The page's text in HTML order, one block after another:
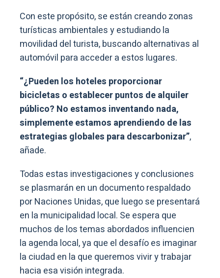
Con este propósito, se están creando zonas
turísticas ambientales y estudiando la
movilidad del turista, buscando alternativas al
automóvil para acceder a estos lugares.
“¿Pueden los hoteles proporcionar
bicicletas o establecer puntos de alquiler
público? No estamos inventando nada,
simplemente estamos aprendiendo de las
estrategias globales para descarbonizar”,
añade.
Todas estas investigaciones y conclusiones
se plasmarán en un documento respaldado
por Naciones Unidas, que luego se presentará
en la municipalidad local. Se espera que
muchos de los temas abordados influencien
la agenda local, ya que el desafío es imaginar
la ciudad en la que queremos vivir y trabajar
hacia esa visión integrada.